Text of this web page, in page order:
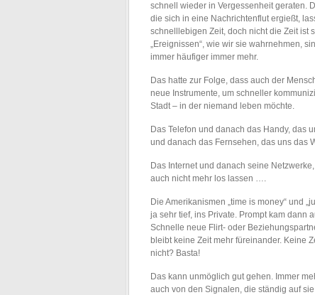
schnell wieder in Vergessenheit geraten.
die sich in eine Nachrichtenflut ergießt,
schnelllebigen Zeit, doch nicht die Zeit ist
„Ereignissen“, wie wir sie wahrnehmen,
immer häufiger immer mehr.
Das hatte zur Folge, dass auch der
neue Instrumente, um schneller
Stadt – in der niemand leben möchte.
Das Telefon und danach das Handy, das
und danach das Fernsehen, das uns das
Das Internet und danach seine
auch nicht mehr los lassen ….
Die Amerikanismen „time is money“ und
ja sehr tief, ins Private. Prompt kam dann
Schnelle neue Flirt- oder
bleibt keine Zeit mehr füreinander. Keine
nicht? Basta!
Das kann unmöglich gut gehen. Immer
auch von den Signalen, die ständig auf